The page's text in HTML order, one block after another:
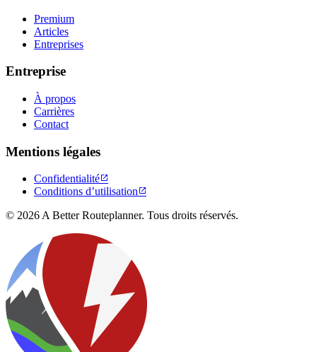
Premium
Articles
Entreprises
Entreprise
À propos
Carrières
Contact
Mentions légales
Confidentialité
Conditions d’utilisation
© 2026 A Better Routeplanner. Tous droits réservés.